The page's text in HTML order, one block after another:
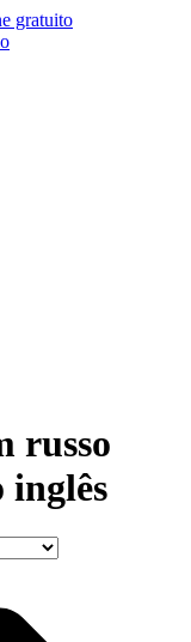
russo
inglês